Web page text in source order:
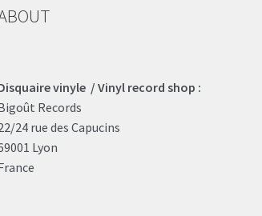
vinyle / Vinyl record shop :
Records
24 rue des Capucins
Lyon